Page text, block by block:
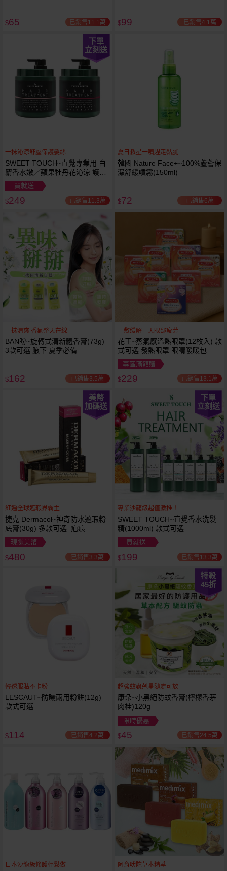
$65 已銷售11.1萬 $99 已銷售4.1萬
下單
立刻送
一抹沁涼舒壓保護髮絲
SWEET TOUCH~直覺專業用 白
麝香水嫩／蘋果牡丹花沁涼 護髮
膜(1000ml) 款式可選 全新包裝
買就送
$249 已銷售11.3萬
夏日救星一噴趕走黏膩
韓國 Nature Face+~100%蘆薈保
濕舒緩噴霧(150ml)
$72 已銷售6萬
一抹清爽 香氣整天在線
BAN盼~旋轉式清新體香膏(73g)
3款可選 腋下 夏季必備
$162 已銷售3.5萬
一敷缓解一天眼部疲劳
花王~蒸氣感溫熱眼罩(12枚入) 款
式可選 發熱眼罩 眼睛暖暖包
專區滿額贈
$229 已銷售13.1萬
美幣
加碼送
紅遍全球遮瑕界霸主
捷克 Dermacol~神奇防水遮瑕粉
底膏(30g) 多款可選 疤痕
現賺美幣
$480 已銷售3.3萬
下單
立刻送
專業沙龍級超值激推！
SWEET TOUCH~直覺香水洗髮
精(1000ml) 款式可選
買就送
$199 已銷售13.3萬
輕透服貼不卡粉
LESCAUT~防曬兩用粉餅(12g)
款式可選
$114 已銷售4.2萬
特殺
45折
超強蚊蟲剋星隨處可放
康朵~小黑絕防蚊香膏(檸檬香茅
肉桂)120g
限時優惠
$45 已銷售24.5萬
日本沙龍級修護輕鬆做 阿育吠陀草本精萃